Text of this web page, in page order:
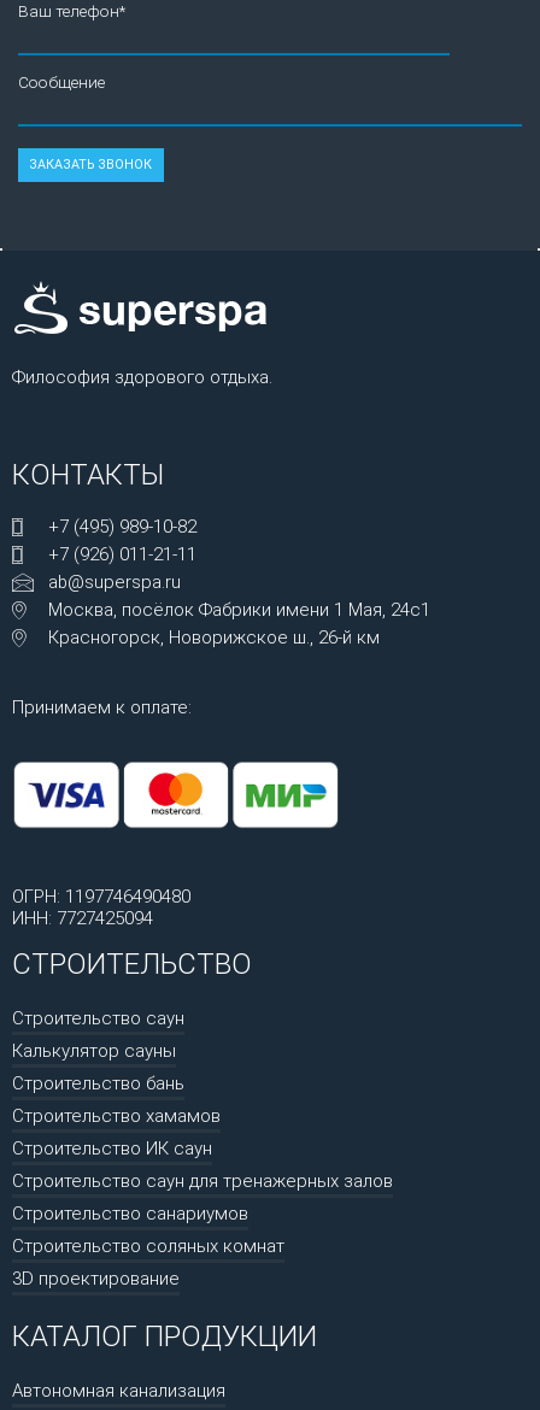
Ваш телефон*
Сообщение
Философия здорового отдыха.
КОНТАКТЫ
+7 (495) 989-10-82
+7 (926) 011-21-11
ab@superspa.ru
Москва, посёлок Фабрики имени 1 Мая, 24с1
Красногорск, Новорижское ш., 26-й км
Принимаем к оплате:
ОГРН: 1197746490480
ИНН: 7727425094
СТРОИТЕЛЬСТВО
Строительство саун
Калькулятор сауны
Строительство бань
Строительство хамамов
Строительство ИК саун
Строительство саун для тренажерных залов
Строительство санариумов
Строительство соляных комнат
3D проектирование
КАТАЛОГ ПРОДУКЦИИ
Автономная канализация